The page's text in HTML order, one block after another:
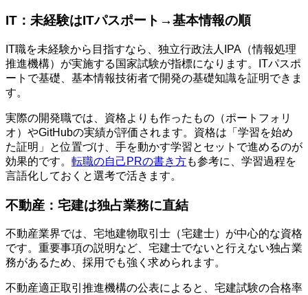
IT：未経験はITパスポート→基本情報の順
IT職を未経験から目指すなら、独立行政法人IPA（情報処理
推進機構）が実施する国家試験が指標になります。ITパスポ
ートで基礎、基本情報技術者で開発の基礎知識を証明できま
す。
実際の開発職では、資格よりも作ったもの（ポートフォリ
オ）やGitHubの実績が評価されます。資格は「学習を始め
た証明」と位置づけ、手を動かす学習とセットで進めるのが
効果的です。 転職の自己PRの書き方も参考に、学習過程を
言語化しておくと選考で活きます。
不動産：宅建は独占業務に直結
不動産業界では、宅地建物取引士（宅建士）が中心的な資格
です。重要事項の説明など、宅建士でないと行えない独占業
務があるため、採用でも強く求められます。
不動産適正取引推進機構の公表によると、宅建試験の合格率